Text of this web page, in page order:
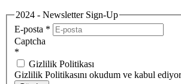
2024 - Newsletter Sign-Up
E-posta *
Captcha
*
Gizlilik Politikası
Gizlilik Politikasını okudum ve kabul